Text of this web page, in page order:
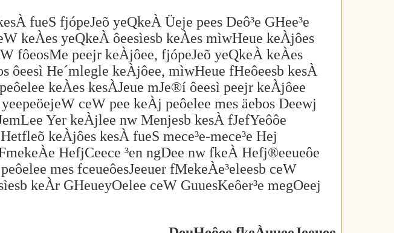
fueS fjópeJeõ yeQkeÀ Üeje pees Deô³e GHee³e
keÀes yeQkeÀ ôeesìesb keÀes mìwHeue keÀjôes
fôeosMe peejr keÀjôee, fjópeJeõ yeQkeÀ keÀes
ôeesì He´mlegle keÀjôee, mìwHeue fHeôeesb kesÀ
keÀes kesÀJeue mJe®í ôeesì peejr keÀjôee
ceW pee keÀj peôelee mes äebos Deewj
Yer keÀjlee nw Menjesb kesÀ fJefYeôôe
keÀjôes kesÀ fueS mece³e-mece³e Hej
HefjCeece ³en ngDee nw fkeÀ Hefj®eeueôe
mes fceueôesJeeuer fMekeÀe³eleesb ceW
keÀr GHeueyOelee ceW GuuesKeôer³e megOeej